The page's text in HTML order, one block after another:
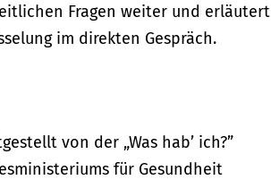
Fragen weiter und erläutert
im direkten Gespräch.
von der „Was hab’ ich?”
für Gesundheit